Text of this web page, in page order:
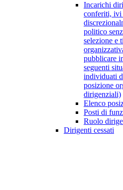
Incarichi
conferiti, ivi
politico
selezione e
pubblicare
seguenti
individuati
posizione
dirigenziali)
Elenco
Posti di
Ruolo
Dirigenti cessati